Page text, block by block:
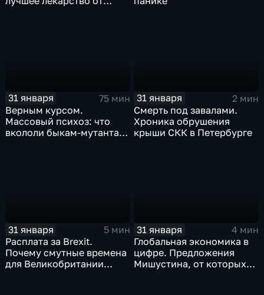
31 января
75 мин
Верным курсом.
Массовый психоз: что
вкололи быкам-мутантам,
31 января
2 мин
Смерть под завалами.
Хроника обрушения
крыши СКК в Петербурге
31 января
5 мин
Расплата за Brexit.
Почему смутные времена
для Великобритании
31 января
4 мин
Глобальная экономика в
цифре. Предложения
Мишустина, от которых